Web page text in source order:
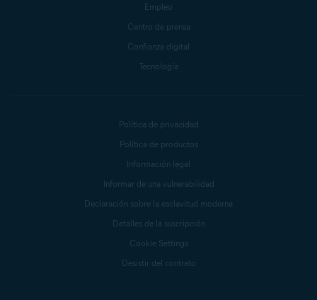
Empleo
Centro de prensa
Confianza digital
Tecnología
Política de privacidad
Política de productos
Información legal
Informar de una vulnerabilidad
Declaración sobre la esclavitud moderna
Detalles de la suscripción
Cookie Settings
Desistir del contrato